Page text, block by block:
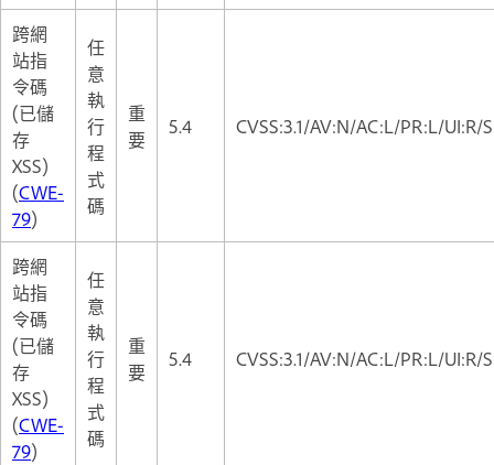
跨網
站指
令碼
(已儲
存
XSS)
(CWE-
79)
任
意
執
行
程
式
碼
重
要
5.4 CVSS:3.1/AV:N/AC:L/PR:L/UI:R/
跨網
站指
令碼
(已儲
存
XSS)
(CWE-
79)
任
意
執
行
程
式
碼
重
要
5.4 CVSS:3.1/AV:N/AC:L/PR:L/UI:R/